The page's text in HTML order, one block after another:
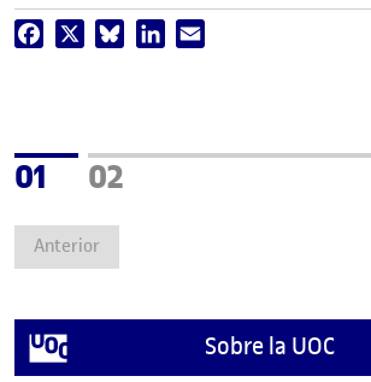
Facebook BlueskyLinkedIn
Anterior
Pàgina
01 Pàgina
02
Sobre la UOC